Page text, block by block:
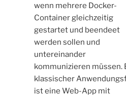
wenn mehrere Docker-
Container gleichzeitig
gestartet und beendeet
werden sollen und
untereinander
kommunizieren müssen.
klassischer
ist eine Web-App mit